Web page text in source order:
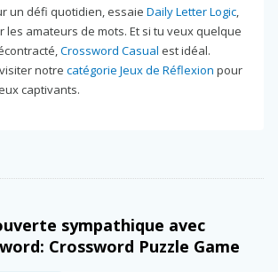
un défi quotidien, essaie Daily Letter Logic,
les amateurs de mots. Et si tu veux quelque
Crossword Casual est idéal.
notre catégorie Jeux de Réflexion pour
captivants.
sympathique avec
Crossword Puzzle Game